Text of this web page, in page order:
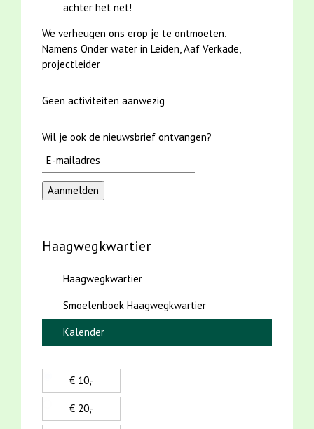
achter het net!
We verheugen ons erop je te ontmoeten.
Namens Onder water in Leiden, Aaf Verkade,
projectleider
Geen activiteiten aanwezig
Wil je ook de nieuwsbrief ontvangen?
Haagwegkwartier
Haagwegkwartier
Smoelenboek Haagwegkwartier
Kalender
€ 10,-
€ 20,-